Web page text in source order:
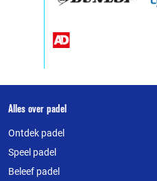
Over
deze
website
Alles over padel
Ontdek padel
Speel padel
Beleef padel